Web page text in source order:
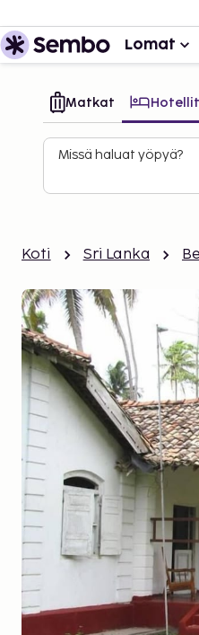
Lomat
Matkat Hotellit
Missä haluat yöpyä?
Koti Sri Lanka